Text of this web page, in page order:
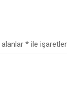
* ile